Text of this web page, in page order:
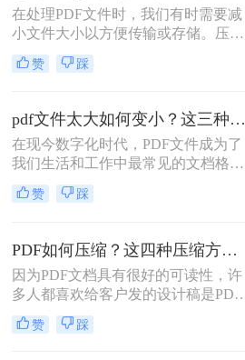
​在处理PDF文件时，我们有时需要减
小文件大小以方便传输或存储。压缩
PDF文件可以采取多种方法，包括使
用专业软件、在线工具或手机应用
文件大小方法。
赞 踩
pdf文件太大如何变小？这三种方法值得一试！
在现今数字化时代，PDF文件成为了
我们生活和工作中最常见的文档格式
之一。然而，有时候我们会遇到一个
问题，即PDF文件太大，导致加载速
便。那么，pdf文件太大如何变小呢？
本文将为您介绍一些有效的方法。
赞 踩
PDF如何压缩？这四种压缩方法快来学~
因为PDF文档具有很好的可读性，许
多人都喜欢给客户发的设计稿是PDF
文档。而且这些包含设计内容的PDF
文件往往体积较大，在上传某些传输
赞 踩